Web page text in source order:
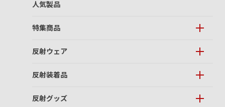
人気製品
特集商品
反射ウェア
反射装着品
反射グッズ